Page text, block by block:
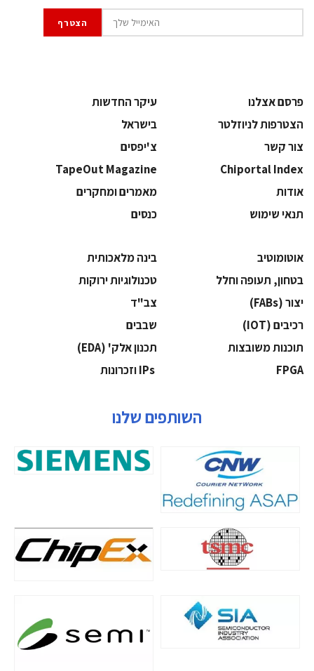
פרסם אצלנו
עיקר החדשות
הצטרפות לניוזלטר
בישראל
צור קשר
צ'יפסים
Chiportal Index
TapeOut Magazine
אודות
מאמרים ומחקרים
תנאי שימוש
כנסים
אוטומוטיב
בינה מלאכותית
בטחון, תעופה וחלל
‫טכנולוגיות ירוקות‬
‫יצור (‪(FABs‬‬
‫צב"ד‬
‫רכיבים‬ (IOT)
‫שבבים‬
‫תוכנות משובצות‬
‫תכנון אלק' (‪(EDA‬‬
‫‪FPGA‬‬
השותפים שלנו